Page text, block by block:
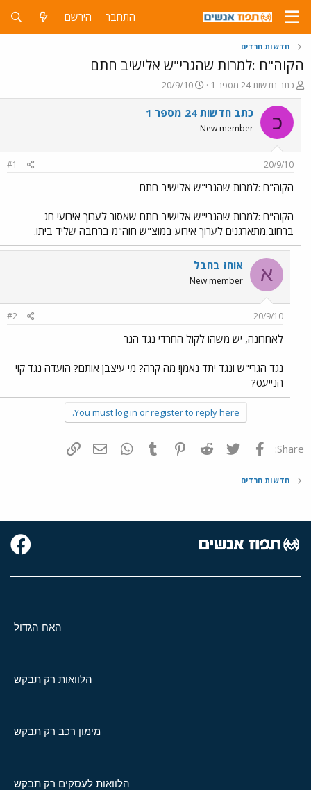
התחבר הירשם
חדשות חרדים
הקוה"ח :למרות שהגרי"ש אלישיב חתם
פ
ו
ת
ח
ה
ו
ש
א
כתב חדשות 24 מספר 1
פ
ו
ר
ר
20/9/10
כ כתב חדשות 24 מספר 1
New member
20/9/10
#1
הקוה"ח :למרות שהגרי"ש אלישיב חתם
הקוה"ח :למרות שהגרי"ש אלישיב חתם שאסור לערוך אירועי חג
ברחוב.מתארגנים לערוך אירוע במוצ"ש חוה"מ ברחבה שליד ביתו.
א אוחז בחבל
New member
20/9/10
#2
לאחרונה, יש משהו לקול החרדי נגד הגר
נגד הגרי"ש ונגד יתד נאמן! מה קרה? מי עיצבן אותם? הועדה נגד קוי
הנייעס?
You must log in or register to reply here.
Share: פייסבוק Twitter
Reddit
Pinterest
Tumblr
WhatsAppדואר אלקטרוני
חדשות חרדים
האח הגדול
הלוואות רק תבקש
מימון רכב רק תבקש
הלוואות לעסקים רק תבקש